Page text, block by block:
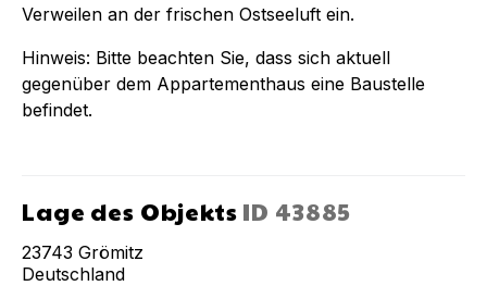
Verweilen an der frischen Ostseeluft ein.
Hinweis: Bitte beachten Sie, dass sich aktuell
gegenüber dem Appartementhaus eine Baustelle
befindet.
Lage des Objekts ID 43885
23743 Grömitz
Deutschland